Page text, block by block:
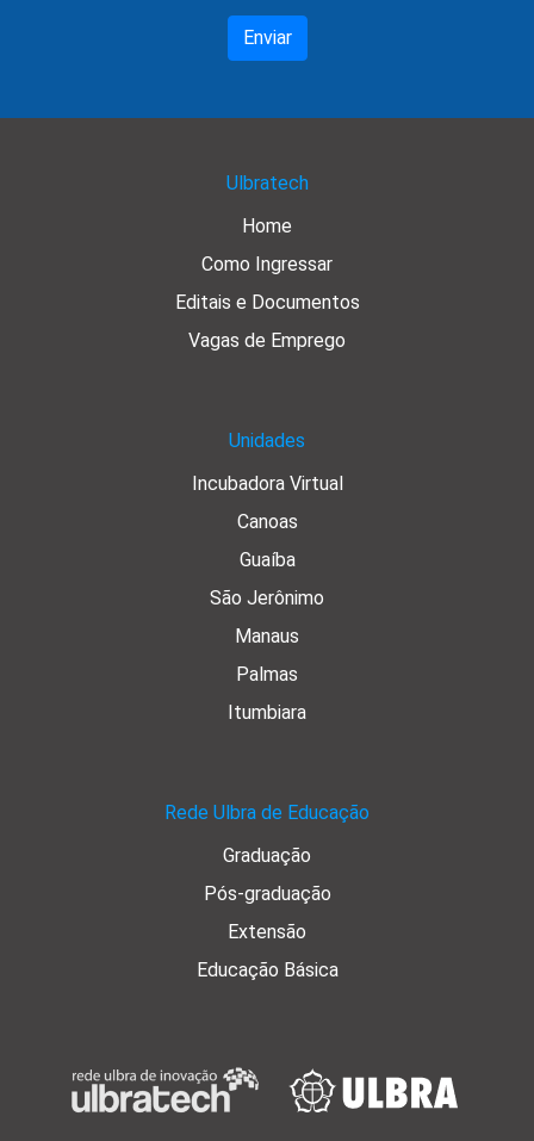
Enviar
Ulbratech
Home
Como Ingressar
Editais e Documentos
Vagas de Emprego
Unidades
Incubadora Virtual
Canoas
Guaíba
São Jerônimo
Manaus
Palmas
Itumbiara
Rede Ulbra de Educação
Graduação
Pós-graduação
Extensão
Educação Básica